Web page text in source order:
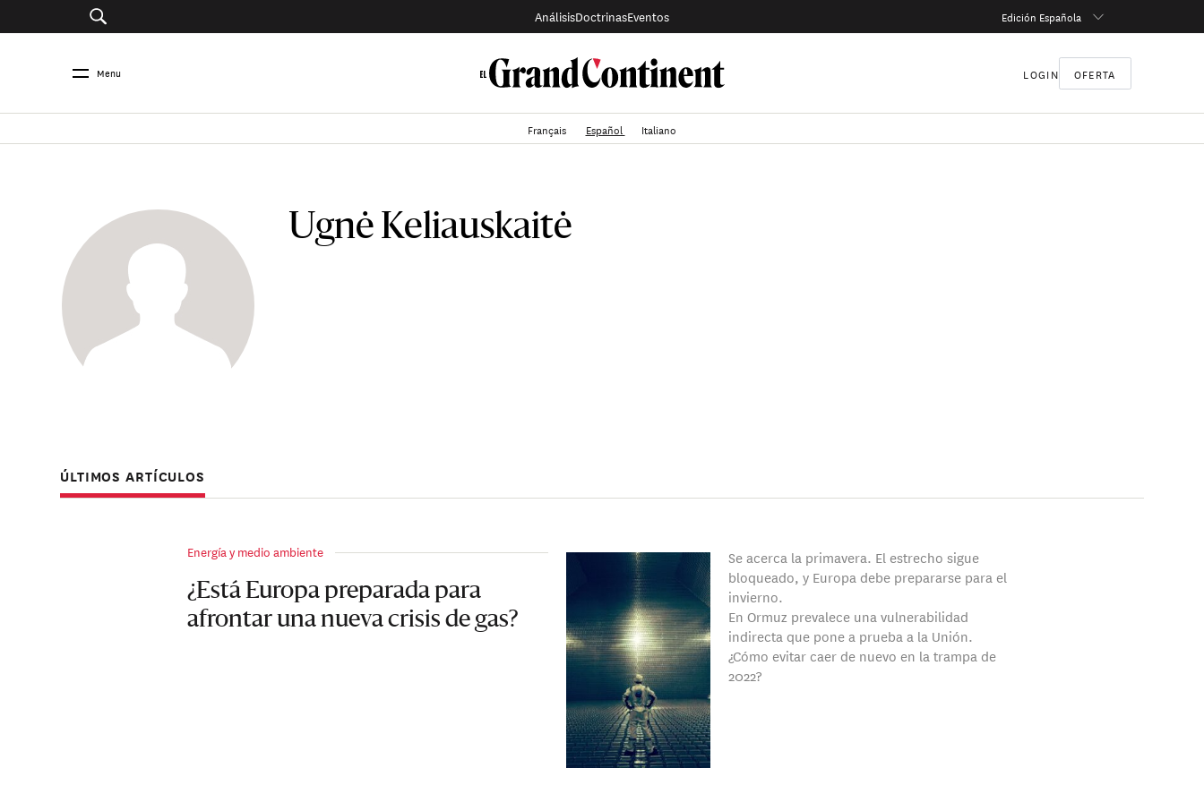
AnálisisDoctrinasEventos Edición Española
Menu LOGIN OFERTA
Français Español Italiano
Ugnė Keliauskaitė
ÚLTIMOS ARTÍCULOS
Energía y medio ambiente
¿Está Europa preparada para
afrontar una nueva crisis de gas?
Se acerca la primavera. El estrecho sigue
bloqueado, y Europa debe prepararse para el
invierno.
En Ormuz prevalece una vulnerabilidad
indirecta que pone a prueba a la Unión.
¿Cómo evitar caer de nuevo en la trampa de
2022?